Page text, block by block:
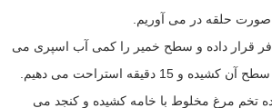
حلقه در می آوریم.
فر قرار داده و سطح خمیر را کمی آب اسپری می
و 15 دقیقه استراحت می دهیم.
تخم مرغ مخلوط با خامه کشیده و کنجد می